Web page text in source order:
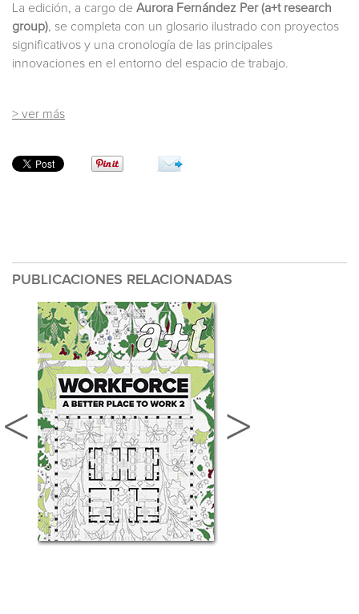
La edición, a cargo de Aurora Fernández Per (a+t research
group), se completa con un glosario ilustrado con proyectos
significativos y una cronología de las principales
innovaciones en el entorno del espacio de trabajo.
> ver más
PUBLICACIONES RELACIONADAS